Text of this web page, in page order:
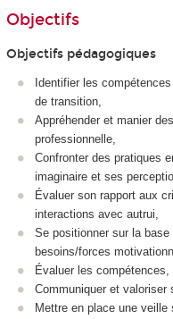
Objectifs
Objectifs pédagogiques
Identifier les
de transition,
Appréhender et manier
professionnelle,
Confronter des pratiques
imaginaire et ses
Évaluer son rapport aux
interactions avec autrui,
Se positionner sur la
besoins/forces
Évaluer les compétences,
Communiquer et valoriser
Mettre en place une veille